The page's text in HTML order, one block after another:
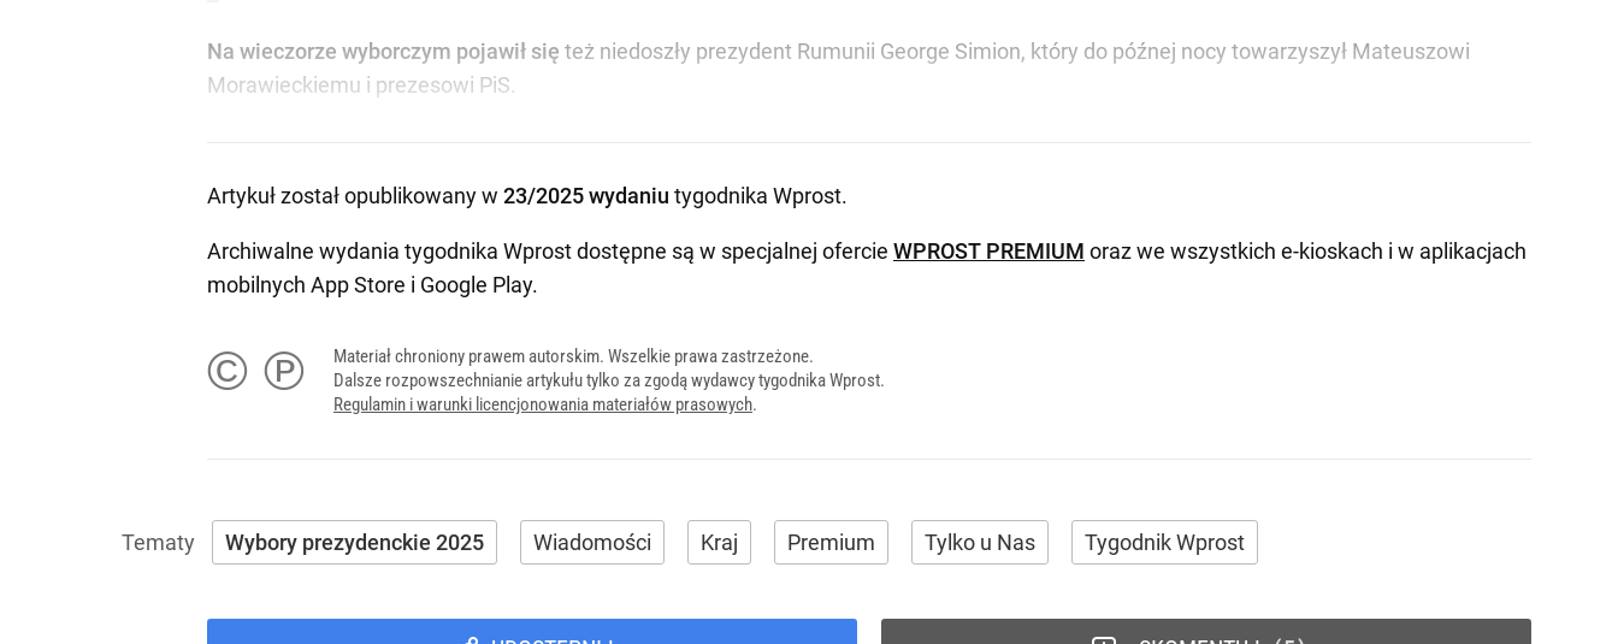
Na wieczorze wyborczym pojawił się też niedoszły prezydent Rumunii George Simion, który do późnej nocy towarzyszył Mateuszowi
Morawieckiemu i prezesowi PiS.
Artykuł został opublikowany w 23/2025 wydaniu tygodnika Wprost.
Archiwalne wydania tygodnika Wprost dostępne są w specjalnej ofercie WPROST PREMIUM oraz we wszystkich e-kioskach i w aplikacjach
mobilnych App Store i Google Play.
© ℗
Materiał chroniony prawem autorskim. Wszelkie prawa zastrzeżone.
Dalsze rozpowszechnianie artykułu tylko za zgodą wydawcy tygodnika Wprost.
Regulamin i warunki licencjonowania materiałów prasowych.
Wybory prezydenckie 2025 Wiadomości Kraj Premium Tylko u Nas Tygodnik Wprost